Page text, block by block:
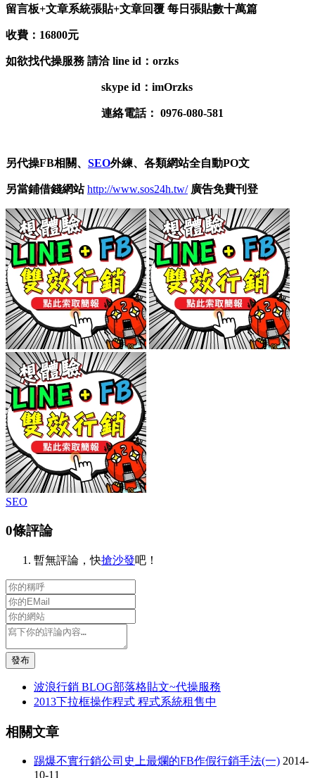
留言板+文章系統張貼+文章回覆 每日張貼數十萬篇
收費：16800元
如欲找代操服務 請洽 line id：orzks
skype id：imOrzks
連絡電話： 0976-080-581
另代操FB相關、 SEO外練、各類網站全自動PO文
另當鋪借錢網站http://www.sos24h.tw/ 廣告免費刊登
SEO
0條評論
暫無評論，快搶沙發吧！
發布
波浪行銷 BLOG部落格貼文~代操服務
2013下拉框操作程式 程式系統租售中
相關文章
踢爆不實行銷公司史上最爛的FB作假行銷手法(一) 2014-
10-11